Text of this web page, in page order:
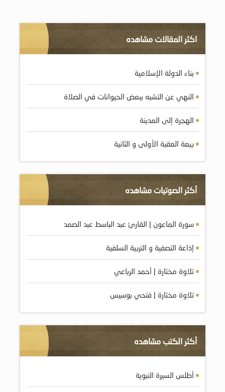
اكثر المقالات مشاهده
بناء الدولة الإسلامية
النهي عن التشبه ببعض الحيوانات في الصلاة
الهجرة إلى المدينة
بيعة العقبة الأولى و الثانية
أكثر الصوتيات مشاهده
سورة الماعون | القارئ عبد الباسط عبد الصمد
إذاعة التصفية و التربية السلفية
تلاوة مختارة | أحمد الرباعي
تلاوة مختارة | فتحي بوسيس
أكثر الكتب مشاهده
أطلس السيرة النبوية